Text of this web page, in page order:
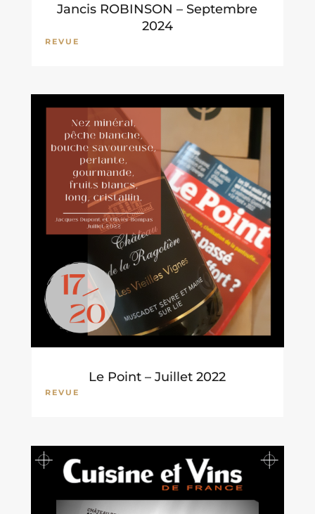
Jancis ROBINSON – Septembre
2024
REVUE
Le Point – Juillet 2022
REVUE